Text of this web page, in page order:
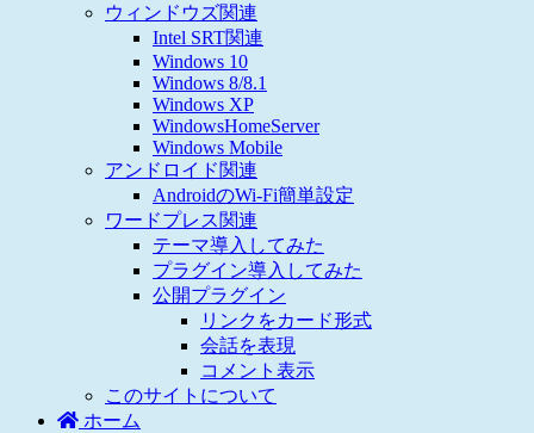
ウィンドウズ関連
Intel SRT関連
Windows 10
Windows 8/8.1
Windows XP
WindowsHomeServer
Windows Mobile
アンドロイド関連
AndroidのWi-Fi簡単設定
ワードプレス関連
テーマ導入してみた
プラグイン導入してみた
公開プラグイン
リンクをカード形式
会話を表現
コメント表示
このサイトについて
ホーム